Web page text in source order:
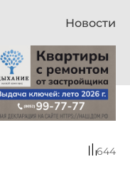
Новости
644